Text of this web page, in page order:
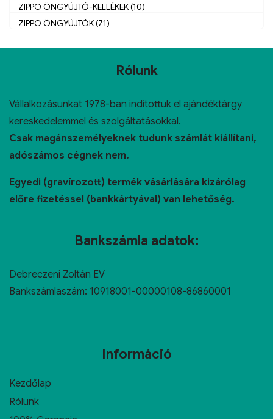
ZIPPO ÖNGYÚJTÓ-KELLÉKEK (10)
ZIPPO ÖNGYÚJTÓK (71)
Rólunk
Vállalkozásunkat 1978-ban indítottuk el ajándéktárgy
kereskedelemmel és szolgáltatásokkal.
Csak magánszemélyeknek tudunk számlát kiállítani,
adószámos cégnek nem.
Egyedi (gravírozott) termék vásárlására kizárólag
előre fizetéssel (bankkártyával) van lehetőség.
Bankszámla adatok:
Debreczeni Zoltán EV
Bankszámlaszám: 10918001-00000108-86860001
Információ
Kezdőlap
Rólunk